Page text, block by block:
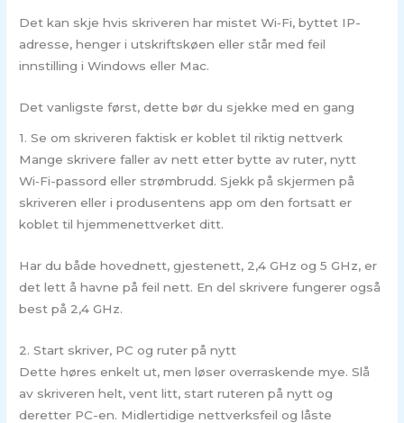
Det kan skje hvis skriveren har mistet Wi‑Fi, byttet IP-
adresse, henger i utskriftskøen eller står med feil
innstilling i Windows eller Mac.
Det vanligste først, dette bør du sjekke med en gang
1. Se om skriveren faktisk er koblet til riktig nettverk
Mange skrivere faller av nett etter bytte av ruter, nytt
Wi‑Fi-passord eller strømbrudd. Sjekk på skjermen på
skriveren eller i produsentens app om den fortsatt er
koblet til hjemmenettverket ditt.
Har du både hovednett, gjestenett, 2,4 GHz og 5 GHz, er
det lett å havne på feil nett. En del skrivere fungerer også
best på 2,4 GHz.
2. Start skriver, PC og ruter på nytt
Dette høres enkelt ut, men løser overraskende mye. Slå
av skriveren helt, vent litt, start ruteren på nytt og
deretter PC-en. Midlertidige nettverksfeil og låste